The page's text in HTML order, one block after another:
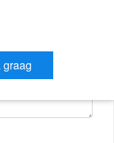
met de
graag